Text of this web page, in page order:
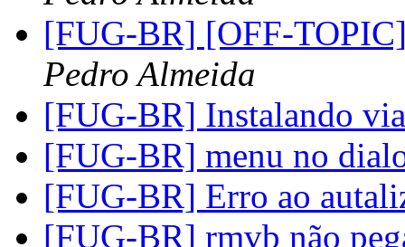
[FUG-BR] [OFF-
Pedro Almeida
[FUG-BR] Instalando
[FUG-BR] menu no
[FUG-BR] Erro ao
[FUG-BR] rmvb não